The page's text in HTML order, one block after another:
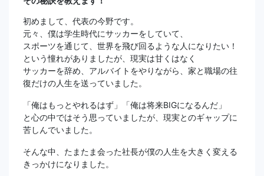
初めまして、代表の今野です。
元々、僕は学生時代にサッカーをしていて、
スポーツを通じて、世界を飛び回るような人になりたい！
という憧れがありましたが、現実は甘くはなく
サッカーを辞め、アルバイトをやりながら、家と職場の往
復だけの人生を送っていました。
「俺はもっとやれるはず」「俺は将来BIGになるんだ」
と心の中ではそう思っていましたが、現実とのギャップに
苦しんでいました。
そんな中、たまたま会った社長が僕の人生を大きく変える
きっかけになりました。